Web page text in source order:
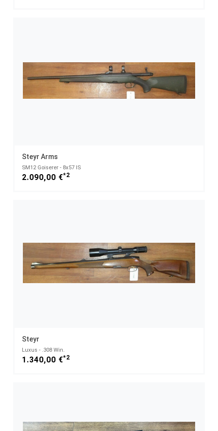
Steyr Arms
SM12 Goiserer - 8x57 IS
2.090,00 €*2
Steyr
Luxus - .308 Win.
1.340,00 €*2